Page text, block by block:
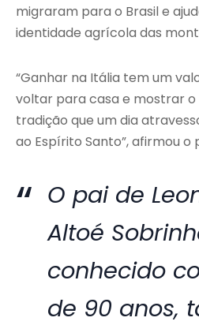
migraram para o Brasil e
identidade agrícola das
“Ganhar na Itália tem um
voltar para casa e mostrar o
tradição que um dia
ao Espírito Santo”, afirmou o
O pai de
Altoé
conhecido
de 90 anos,